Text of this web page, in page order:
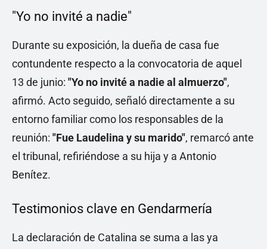
"Yo no invité a nadie"
Durante su exposición, la dueña de casa fue
contundente respecto a la convocatoria de aquel
13 de junio: "Yo no invité a nadie al almuerzo",
afirmó. Acto seguido, señaló directamente a su
entorno familiar como los responsables de la
reunión: "Fue Laudelina y su marido", remarcó ante
el tribunal, refiriéndose a su hija y a Antonio
Benítez.
Testimonios clave en Gendarmería
La declaración de Catalina se suma a las ya